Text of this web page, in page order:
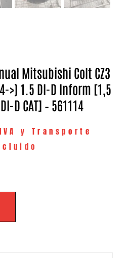
Mitsubishi Colt CZ3
>) 1.5 DI-D Inform [1,5
D CAT] – 561114
IVA y Transporte